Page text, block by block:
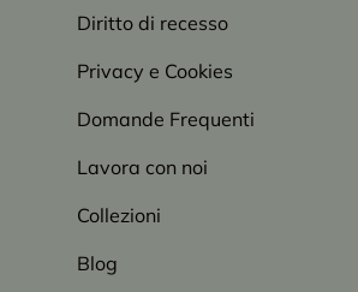
Diritto di recesso
Privacy e Cookies
Domande Frequenti
Lavora con noi
Collezioni
Blog